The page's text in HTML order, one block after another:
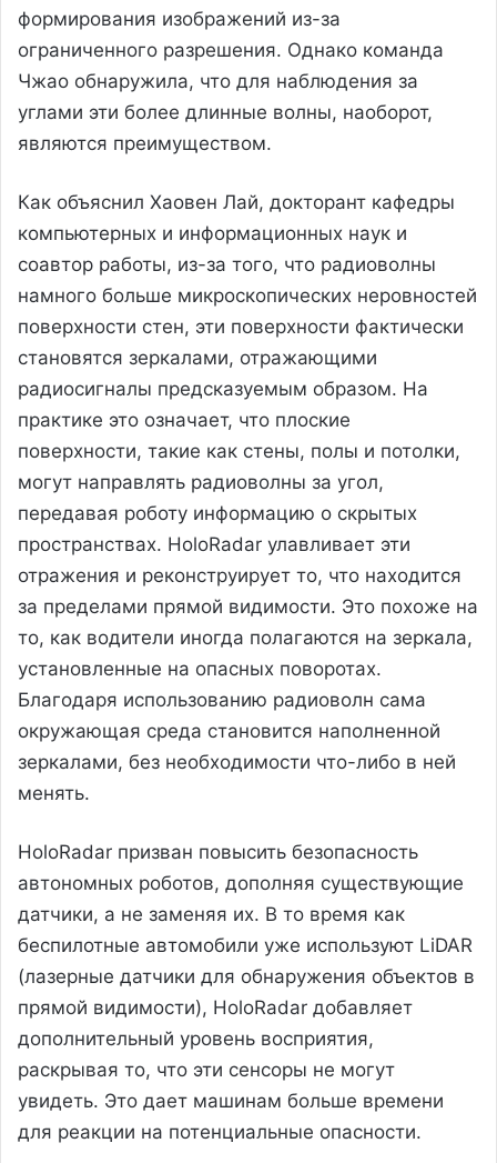
формирования изображений из-за
ограниченного разрешения. Однако команда
Чжао обнаружила, что для наблюдения за
углами эти более длинные волны, наоборот,
являются преимуществом.
Как объяснил Хаовен Лай, докторант кафедры
компьютерных и информационных наук и
соавтор работы, из-за того, что радиоволны
намного больше микроскопических неровностей
поверхности стен, эти поверхности фактически
становятся зеркалами, отражающими
радиосигналы предсказуемым образом. На
практике это означает, что плоские
поверхности, такие как стены, полы и потолки,
могут направлять радиоволны за угол,
передавая роботу информацию о скрытых
пространствах. HoloRadar улавливает эти
отражения и реконструирует то, что находится
за пределами прямой видимости. Это похоже на
то, как водители иногда полагаются на зеркала,
установленные на опасных поворотах.
Благодаря использованию радиоволн сама
окружающая среда становится наполненной
зеркалами, без необходимости что-либо в ней
менять.
HoloRadar призван повысить безопасность
автономных роботов, дополняя существующие
датчики, а не заменяя их. В то время как
беспилотные автомобили уже используют LiDAR
(лазерные датчики для обнаружения объектов в
прямой видимости), HoloRadar добавляет
дополнительный уровень восприятия,
раскрывая то, что эти сенсоры не могут
увидеть. Это дает машинам больше времени
для реакции на потенциальные опасности.